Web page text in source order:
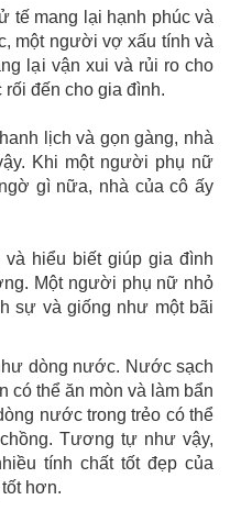
tế mang lại hạnh phúc và
một người vợ xấu tính và
lại vận xui và rủi ro cho
rối đến cho gia đình.
lịch và gọn gàng, nhà
Khi một người phụ nữ
gì nữa, nhà của cô ấy
hiểu biết giúp gia đình
Một người phụ nữ nhỏ
sự và giống như một bãi
dòng nước. Nước sạch
có thể ăn mòn và làm bẩn
nước trong trẻo có thể
Tương tự như vậy,
tính chất tốt đẹp của
hơn.